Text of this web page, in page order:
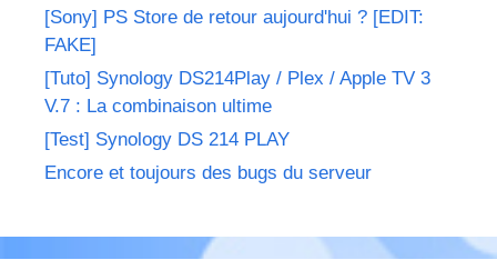
[Sony] PS Store de retour aujourd'hui ? [EDIT:
FAKE]
[Tuto] Synology DS214Play / Plex / Apple TV 3
V.7 : La combinaison ultime
[Test] Synology DS 214 PLAY
Encore et toujours des bugs du serveur